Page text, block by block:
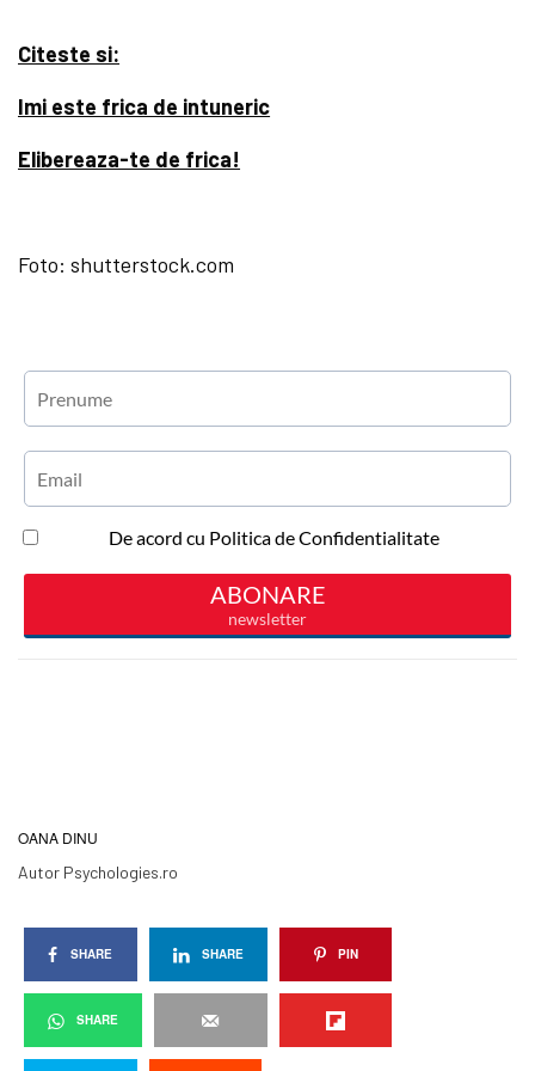
Citeste si:
Imi este frica de intuneric
Elibereaza-te de frica!
Foto: shutterstock.com
OANA DINU
Autor Psychologies.ro
SHARE SHARE PIN
SHARE